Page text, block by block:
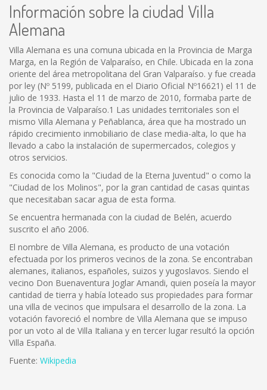
Información sobre la ciudad Villa
Alemana
Villa Alemana es una comuna ubicada en la Provincia de Marga
Marga, en la Región de Valparaíso, en Chile. Ubicada en la zona
oriente del área metropolitana del Gran Valparaíso. y fue creada
por ley (Nº 5199, publicada en el Diario Oficial Nº16621) el 11 de
julio de 1933. Hasta el 11 de marzo de 2010, formaba parte de
la Provincia de Valparaíso.1 Las unidades territoriales son el
mismo Villa Alemana y Peñablanca, área que ha mostrado un
rápido crecimiento inmobiliario de clase media-alta, lo que ha
llevado a cabo la instalación de supermercados, colegios y
otros servicios.
Es conocida como la "Ciudad de la Eterna Juventud" o como la
"Ciudad de los Molinos", por la gran cantidad de casas quintas
que necesitaban sacar agua de esta forma.
Se encuentra hermanada con la ciudad de Belén, acuerdo
suscrito el año 2006.
El nombre de Villa Alemana, es producto de una votación
efectuada por los primeros vecinos de la zona. Se encontraban
alemanes, italianos, españoles, suizos y yugoslavos. Siendo el
vecino Don Buenaventura Joglar Amandi, quien poseía la mayor
cantidad de tierra y había loteado sus propiedades para formar
una villa de vecinos que impulsara el desarrollo de la zona. La
votación favoreció el nombre de Villa Alemana que se impuso
por un voto al de Villa Italiana y en tercer lugar resultó la opción
Villa España.
Fuente: Wikipedia